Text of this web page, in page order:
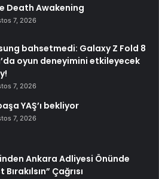
Death Awakening
7, 2026
bahsetmedi: Galaxy Z Fold 8
oyun deneyimini etkileyecek
7, 2026
YAŞ’ı bekliyor
7, 2026
Ankara Adliyesi Önünde
Çağrısı